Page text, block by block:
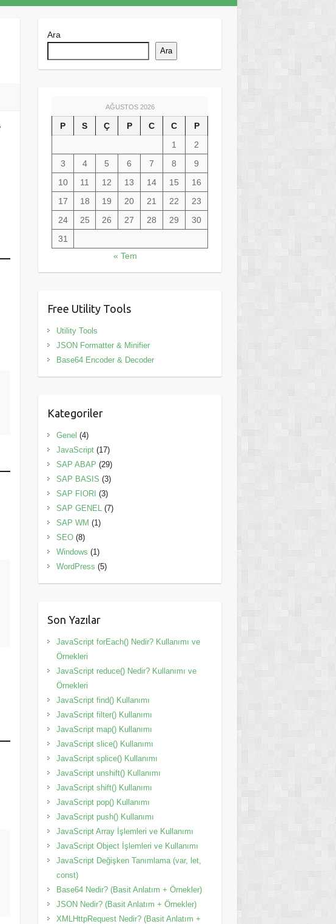
Ara
Ara
AĞUSTOS 2026
P S Ç P C C
P
1
2
3
4 5 6 7 8
9
10
11 12 13 14 15
16
17
18 19 20 21 22
23
24
25 26 27 28 29
30
31
« Tem
Free Utility Tools
Utility Tools
JSON Formatter & Minifier
Base64 Encoder & Decoder
Kategoriler
Genel (4)
JavaScript(17)
SAP ABAP (29)
SAP BASIS (3)
SAP FIORI (3)
SAP GENEL (7)
SAP WM (1)
SEO(8)
Windows (1)
WordPress (5)
Son Yazılar
JavaScript forEach() Nedir? Kullanımı ve
Örnekleri
JavaScript reduce() Nedir? Kullanımı ve
Örnekleri
JavaScript find() Kullanımı
JavaScript filter() Kullanımı
JavaScript map() Kullanımı
JavaScript slice() Kullanımı
JavaScript splice() Kullanımı
JavaScript unshift() Kullanımı
JavaScript shift() Kullanımı
JavaScript pop() Kullanımı
JavaScript push() Kullanımı
JavaScript Array İşlemleri ve Kullanımı
JavaScript Object İşlemleri ve Kullanımı
JavaScript Değişken Tanımlama (var, let,
const)
Base64 Nedir? (Basit Anlatım + Örnekler)
JSON Nedir? (Basit Anlatım + Örnekler)
XMLHttpRequest Nedir? (Basit Anlatım +